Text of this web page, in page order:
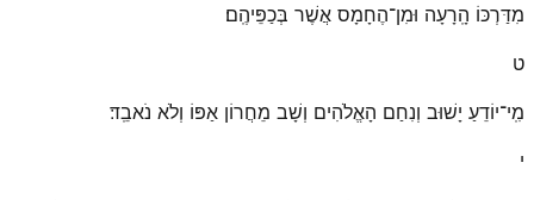
מִדַּרְכּוֹ הָֽרָעָה וּמִן־הֶחָמָס אֲשֶׁר בְּכַפֵּיהֶֽם׃
ט
מִֽי־יוֹדֵעַ יָשׁוּב וְנִחַם הָאֱלֹהִים וְשָׁב מֵחֲרוֹן אַפּוֹ וְלֹא נֹאבֵֽד׃
י